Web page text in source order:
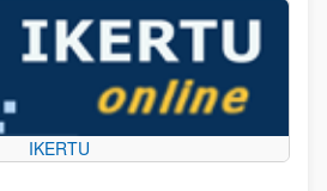
IKERTU